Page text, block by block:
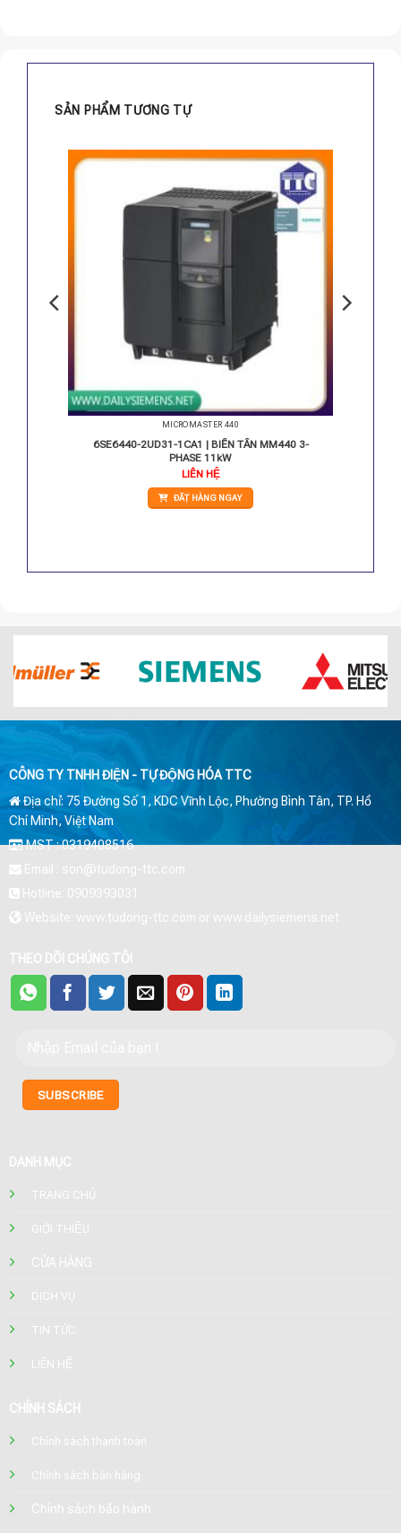
SẢN PHẨM TƯƠNG TỰ
MICROMASTER 440
6SE6440-2UD31-1CA1 | BIẾN TẦN MM440 3-
PHASE 11kW
LIÊN HỆ
ĐẶT HÀNG NGAY
CÔNG TY TNHH ĐIỆN - TỰ ĐỘNG HÓA TTC
Địa chỉ: 75 Đường Số 1, KDC Vĩnh Lộc, Phường Bình Tân, TP. Hồ
Chí Minh, Việt Nam
MST : 0319408516
Email : son@tudong-ttc.com
Hotline: 0909393031
Website: www.tudong-ttc.com or www.dailysiemens.net
THEO DÕI CHÚNG TÔI
DANH MỤC
TRANG CHỦ
GIỚI THIỆU
CỬA HÀNG
DỊCH VỤ
TIN TỨC
LIÊN HỆ
CHÍNH SÁCH
Chính sách thanh toán
Chính sách bán hàng
Chính sách bảo hành